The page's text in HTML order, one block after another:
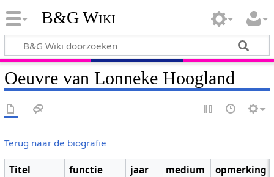
B&G Wiki
Oeuvre van Lonneke Hoogland
Terug naar de biografie
Titel functie jaar medium
opmerking